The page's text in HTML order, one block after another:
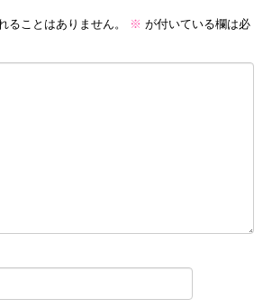
ることはありません。 ※ が付いている欄は必